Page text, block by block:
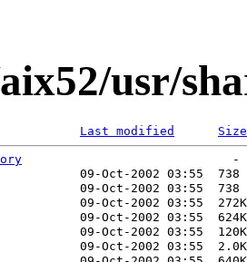
usr/
Last modified Size